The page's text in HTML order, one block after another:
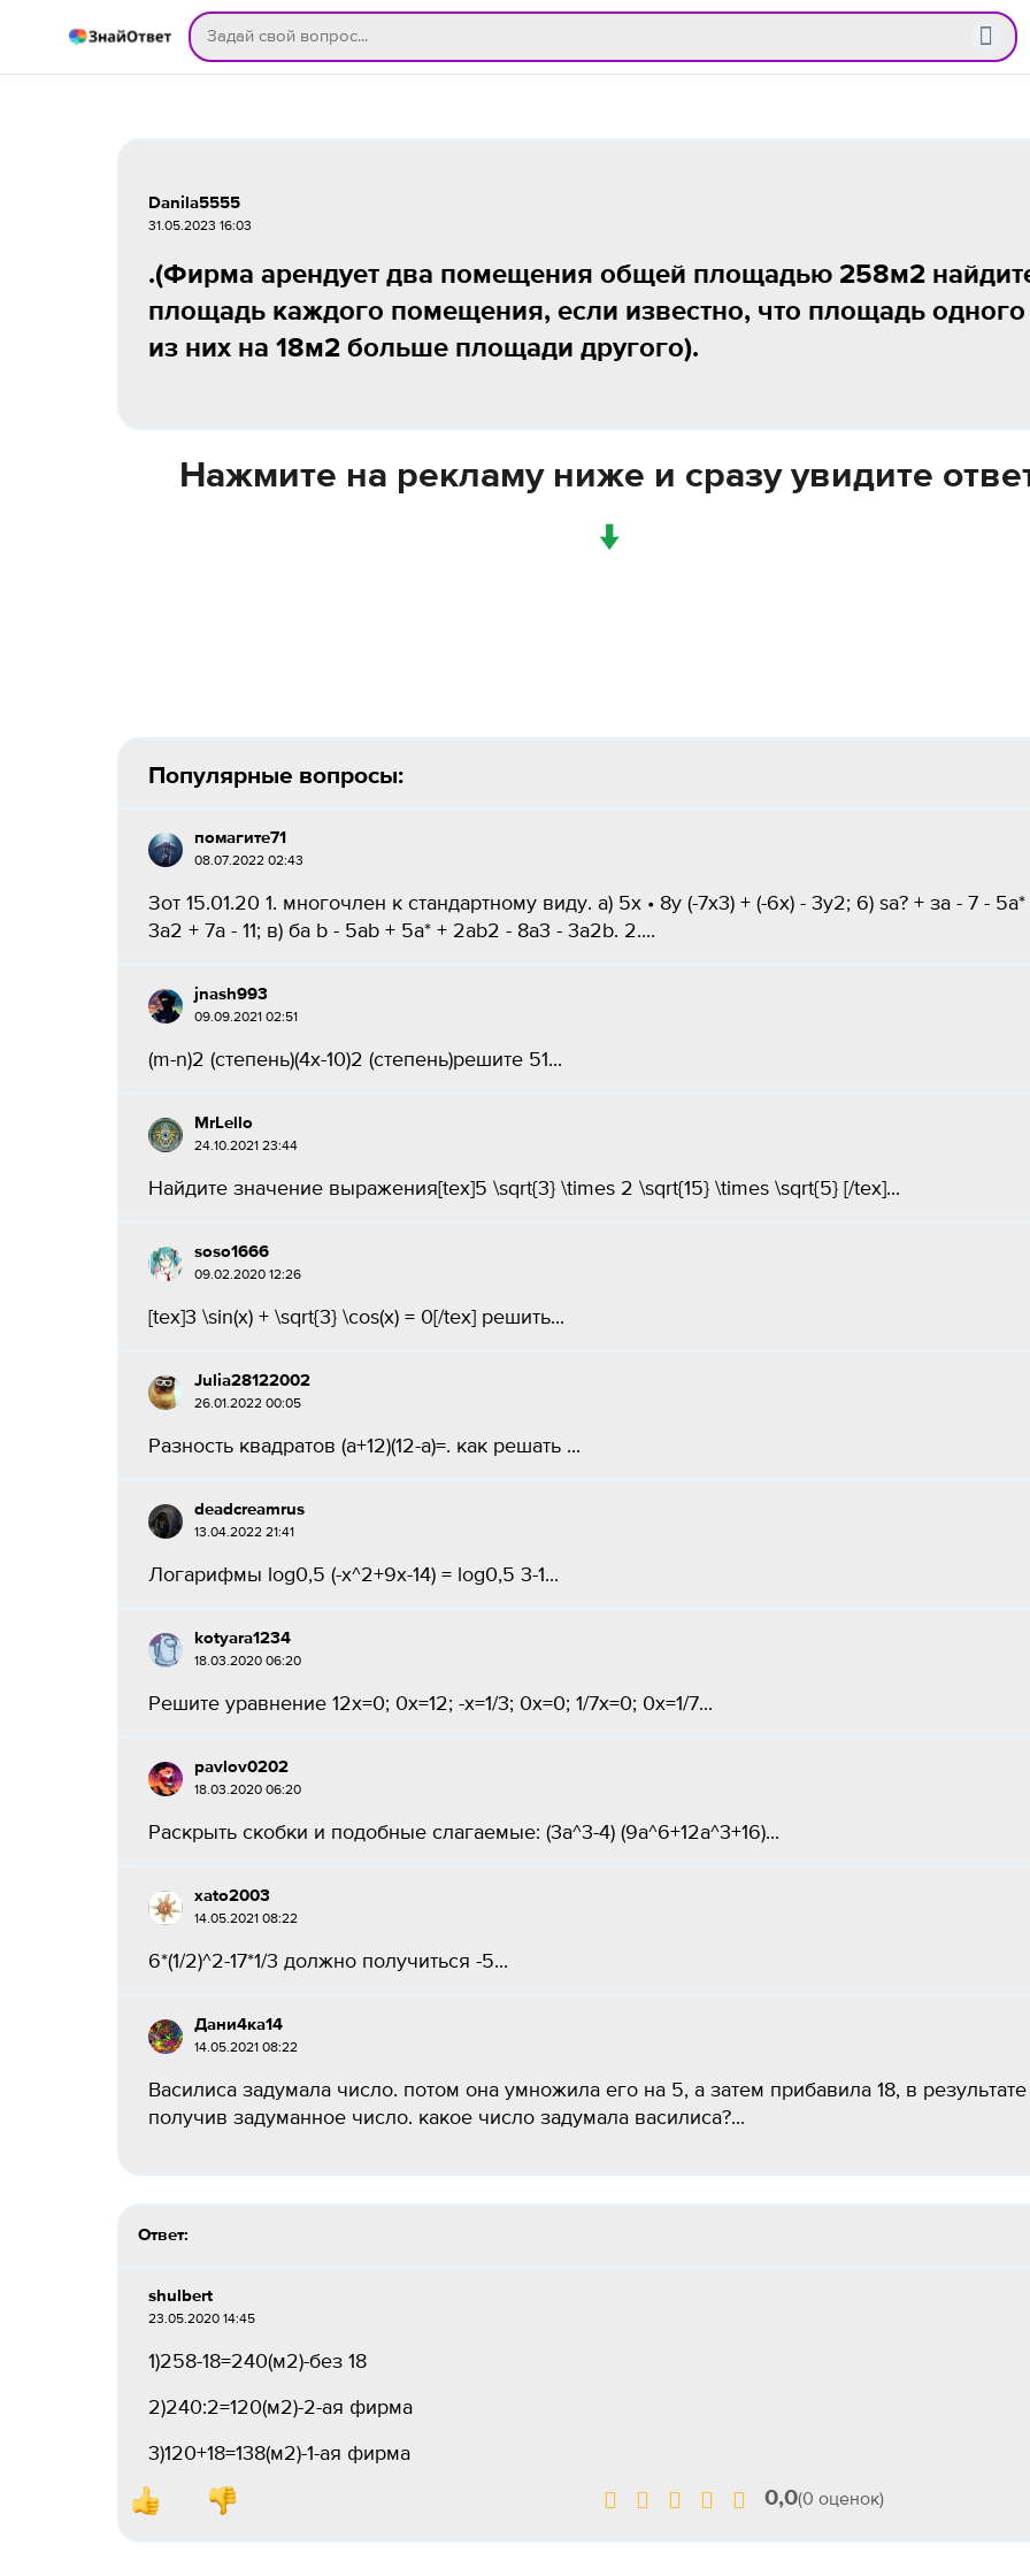
Danila5555
31.05.2023 16:03
.(Фирма арендует два помещения общей площадью 258м2
площадь каждого помещения, если известно, что площадь одного
из них на 18м2 больше площади другого).
Нажмите на рекламу ниже и сразу увидите
↓
Популярные вопросы:
помагите71
08.07.2022 02:43
Зот 15.01.20 1. многочлен к стандартному виду. a) 5x • 8y (-7x3) + (-6x) - 3y2; 6) sa? + за - 7 - 5а*
3a2 + 7a - 11; в) ба b - 5ab + 5a* + 2ab2 - 8a3 - 3a2b. 2....
jnash993
09.09.2021 02:51
(m-n)2 (степень)(4х-10)2 (степень)решите 51...
MrLello
24.10.2021 23:44
Найдите значение выражения[tex]5 \sqrt{3} \times 2 \sqrt{15} \times \sqrt{5} [/tex]​...
soso1666
09.02.2020 12:26
[tex]3 \sin(x) + \sqrt{3} \cos(x) = 0[/tex] решить​...
Julia28122002
26.01.2022 00:05
Разность квадратов (а+12)(12-а)=. как решать ​...
deadcreamrus
13.04.2022 21:41
Логарифмы log0,5 (-x^2+9x-14) = log0,5 3-1...
kotyara1234
18.03.2020 06:20
Решите уравнение 12х=0; 0х=12; -х=1/3; 0х=0; 1/7х=0; 0х=1/7...
pavlov0202
18.03.2020 06:20
Раскрыть скобки и подобные слагаемые: (3a^3-4) (9a^6+12a^3+16)...
xato2003
14.05.2021 08:22
6*(1/2)^2-17*1/3 должно получиться -5...
Дани4ка14
14.05.2021 08:22
Василиса задумала число. потом она умножила его на 5, а затем прибавила 18, в результате
получив задуманное число. какое число задумала василиса?...
Ответ:
shulbert
23.05.2020 14:45
1)258-18=240(м2)-без 18
2)240:2=120(м2)-2-ая фирма
3)120+18=138(м2)-1-ая фирма
0,0(0 оценок)